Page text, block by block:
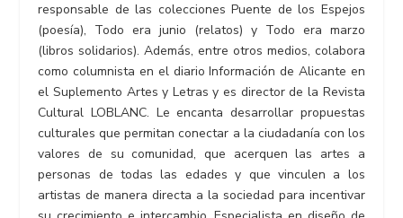
responsable de las colecciones Puente de los Espejos
(poesía), Todo era junio (relatos) y Todo era marzo
(libros solidarios). Además, entre otros medios, colabora
como columnista en el diario Información de Alicante en
el Suplemento Artes y Letras y es director de la Revista
Cultural LOBLANC. Le encanta desarrollar propuestas
culturales que permitan conectar a la ciudadanía con los
valores de su comunidad, que acerquen las artes a
personas de todas las edades y que vinculen a los
artistas de manera directa a la sociedad para incentivar